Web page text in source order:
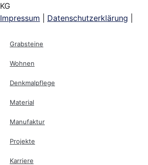
KG
Impressum
Datenschutzerklärung
Grabsteine
Wohnen
Denkmalpflege
Material
Manufaktur
Projekte
Karriere